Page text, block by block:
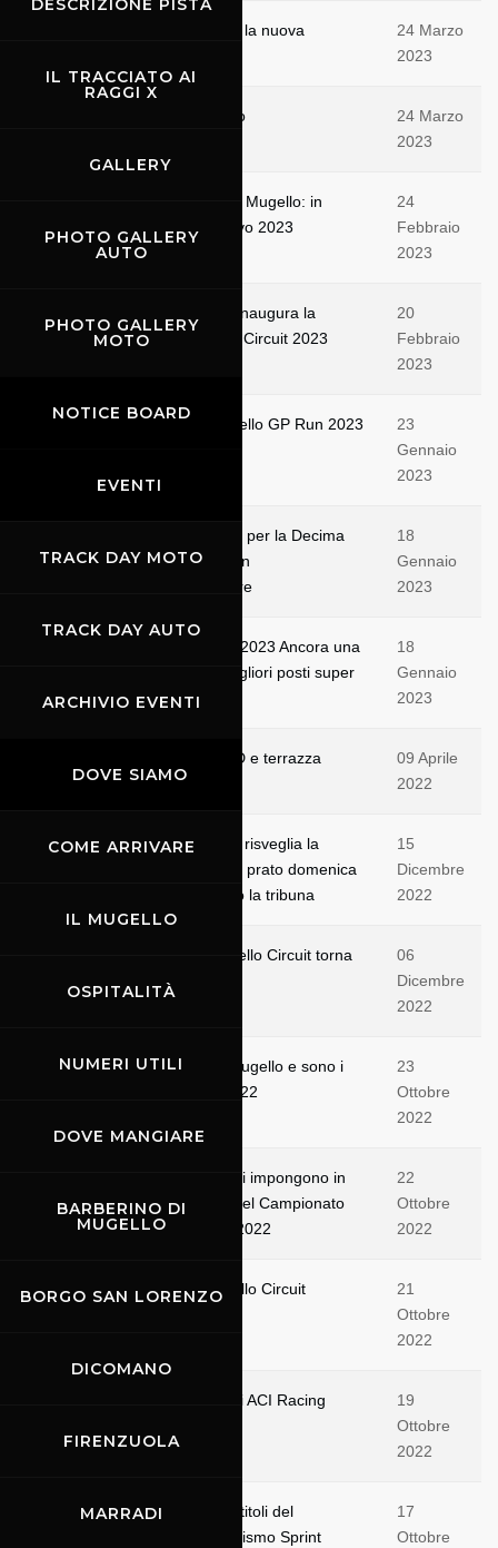
DESCRIZIONE PISTA
IL TRACCIATO AI
RAGGI X
GALLERY
PHOTO GALLERY
AUTO
PHOTO GALLERY
MOTO
NOTICE BOARD
EVENTI
TRACK DAY MOTO
TRACK DAY AUTO
ARCHIVIO EVENTI
DOVE SIAMO
COME ARRIVARE
IL MUGELLO
OSPITALITÀ
NUMERI UTILI
DOVE MANGIARE
BARBERINO DI
MUGELLO
BORGO SAN LORENZO
DICOMANO
FIRENZUOLA
MARRADI
Chi è Valentino De Dominicis, la nuova
24 Marzo
2023
Al via la Hankook 12h Mugello
24 Marzo
2023
Autodromo Internazionale del Mugello: in
anteprima il calendario sportivo 2023
24
Febbraio
2023
La Hankook 12H MUGELLO inaugura la
stagione sportiva del Mugello Circuit 2023
20
Febbraio
2023
Un vero successo per la Mugello GP Run 2023
23
Gennaio
2023
Mugello Gp Run: Tutto pronto per la Decima
edizione della Mugello GP Run
#AlMugelloNonsiDormeSiCorre
18
Gennaio
2023
Gran Premio d’Italia MotoGP 2023 Ancora una
settimana per assicurarsi i migliori posti super
scontati
18
Gennaio
2023
VIP Hospitality terrazza GOLD e terrazza
PLATINUM
09 Aprile
2022
Gran Premio d’Italia MotoGP: risveglia la
passione. E festa sia: biglietto prato domenica
a partire da 55 euro, 112 euro la tribuna
15
Dicembre
2022
Mercoledì 7 dicembre, il Mugello Circuit torna
06
Dicembre
2022
Guidetti-Moncini vincono al Mugello e sono i
campioni italiani GT Sprint 2022
23
Ottobre
2022
Mugello, Di Folco-Middleton si impongono in
gara-1 del round conclusivo del Campionato
Italiano Gran Turismo Sprint 2022
22
Ottobre
2022
Finale di stagione per il Mugello Circuit
21
Ottobre
2022
Al Mugello il Gran Finale degli ACI Racing
19
Ottobre
2022
Al Mugello si assegneranno i titoli del
Campionato Italiano Gran Turismo Sprint
17
Ottobre